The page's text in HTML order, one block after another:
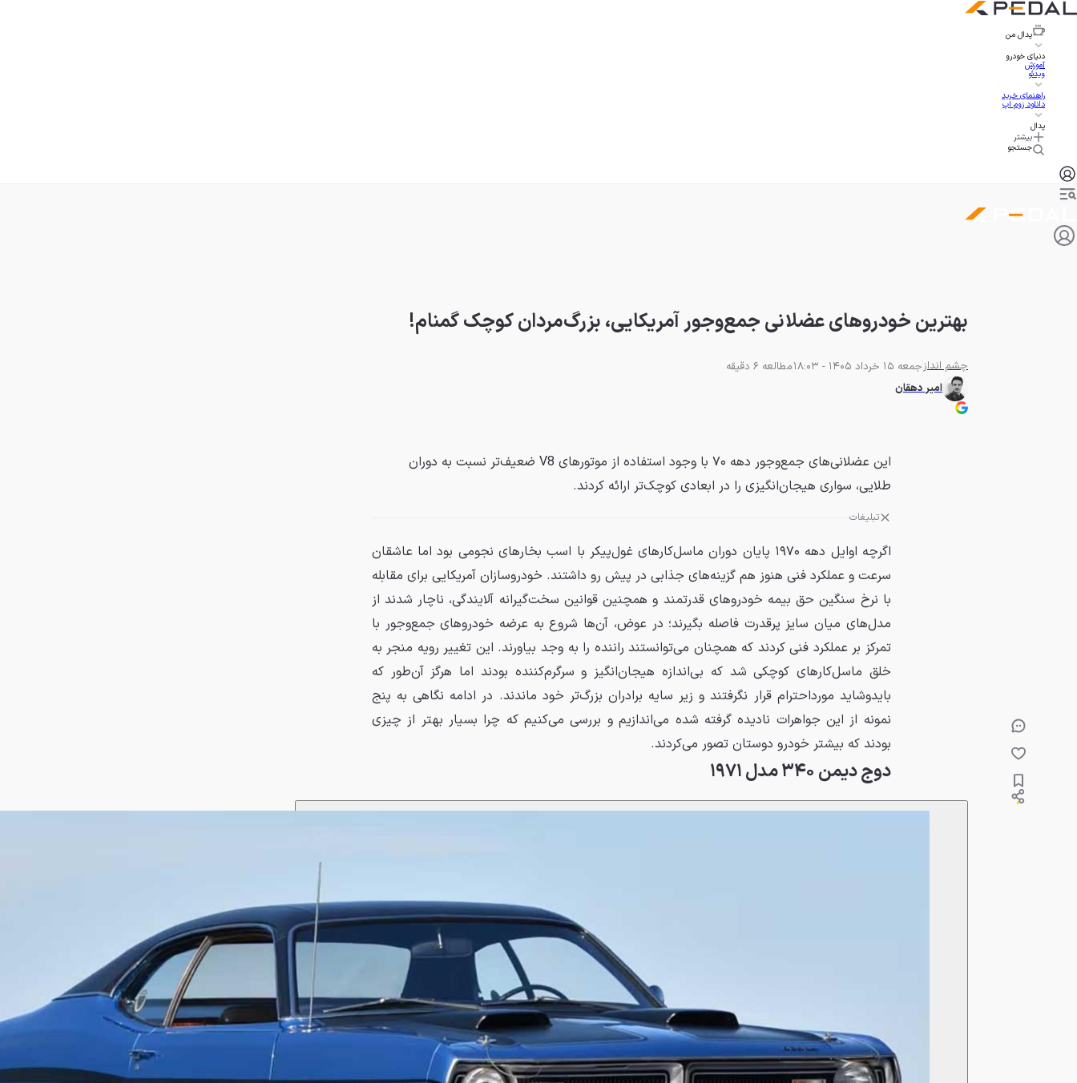
پدال من
دنیای خودرو
آموزش
ویدئو
راهنمای خرید
دانلود زوم اپ
پدال
بیشتر
جستجو
بهترین خودروهای عضلانی جمع‌وجور آمریکایی، بزرگ‌مردان کوچک گمنام!
چشم اندازجمعه 15 خرداد 1405 - 18:03
مطالعه 6 دقیقه
امیر دهقان
این عضلانی‌های جمع‌وجور دهه ۷۰ با وجود استفاده از موتورهای V8 ضعیف‌تر نسبت به دوران
طلایی، سواری هیجان‌انگیزی را در ابعادی کوچک‌تر ارائه کردند.
تبلیغات
اگرچه اوایل دهه ۱۹۷۰ پایان دوران ماسل‌کارهای غول‌پیکر با اسب بخارهای نجومی بود اما عاشقان
سرعت و عملکرد فنی هنوز هم گزینه‌های جذابی در پیش رو داشتند. خودروسازان آمریکایی برای مقابله
با نرخ سنگین حق بیمه خودروهای قدرتمند و همچنین قوانین سخت‌گیرانه آلایندگی، ناچار شدند از
مدل‌های میان سایز پرقدرت فاصله بگیرند؛ در عوض، آن‌ها شروع به عرضه خودروهای جمع‌وجور با
تمرکز بر عملکرد فنی کردند که همچنان می‌توانستند راننده را به وجد بیاورند. این تغییر رویه منجر به
خلق ماسل‌کارهای کوچکی شد که بی‌اندازه هیجان‌انگیز و سرگرم‌کننده بودند اما هرگز آن‌طور که
بایدوشاید مورداحترام قرار نگرفتند و زیر سایه برادران بزرگ‌تر خود ماندند. در ادامه نگاهی به پنج
نمونه از این جواهرات نادیده گرفته شده می‌اندازیم و بررسی می‌کنیم که چرا بسیار بهتر از چیزی
بودند که بیشتر خودرو دوستان تصور می‌کردند.
دوج دیمن ۳۴۰ مدل ۱۹۷۱